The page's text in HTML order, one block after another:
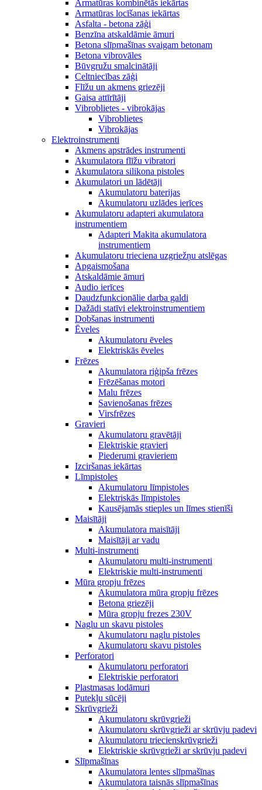
Armatūras kombinētās iekārtas
Armatūras locīšanas iekārtas
Asfalta - betona zāģi
Benzīna atskaldāmie āmuri
Betona slīpmašīnas svaigam betonam
Betona vibrovāles
Būvgružu smalcinātāji
Celtniecības zāģi
Flīžu un akmens griezēji
Gaisa attīrītāji
Vibroblietes - vibrokājas
Vibroblietes
Vibrokājas
Elektroinstrumenti
Akmens apstrādes instrumenti
Akumulatora flīžu vibratori
Akumulatora silikona pistoles
Akumulatori un lādētāji
Akumulatoru baterijas
Akumulatoru uzlādes ierīces
Akumulatoru adapteri akumulatora
instrumentiem
Adapteri Makita akumulatora
instrumentiem
Akumulatoru trieciena uzgriežņu atslēgas
Apgaismošana
Atskaldāmie āmuri
Audio ierīces
Daudzfunkcionālie darba galdi
Dažādi statīvi elektroinstrumentiem
Dobšanas instrumenti
Ēveles
Akumulatoru ēveles
Elektriskās ēveles
Frēzes
Akumulatora riģipša frēzes
Frēzēšanas motori
Malu frēzes
Savienošanas frēzes
Virsfrēzes
Gravieri
Akumulatoru gravētāji
Elektriskie gravieri
Piederumi gravieriem
Izciršanas iekārtas
Līmpistoles
Akumulatoru līmpistoles
Elektriskās līmpistoles
Kausējamās stieples un līmes stienīši
Maisītāji
Akumulatora maisītāji
Maisītāji ar vadu
Multi-instrumenti
Akumulatoru multi-instrumenti
Elektriskie multi-instrumenti
Mūra gropju frēzes
Akumulatora mūra gropju frēzes
Betona griezēji
Mūra gropju frezes 230V
Naglu un skavu pistoles
Akumulatoru naglu pistoles
Akumulatoru skavu pistoles
Perforatori
Akumulatoru perforatori
Elektriskie perforatori
Plastmasas lodāmuri
Putekļu sūcēji
Skrūvgrieži
Akumulatoru skrūvgrieži
Akumulatoru skrūvgrieži ar skrūvju padevi
Akumulatoru triecienskrūvgrieži
Elektriskie skrūvgrieži ar skrūvju padevi
Slīpmašīnas
Akumulatora lentes slīpmašīnas
Akumulatora taisnās slīpmašīnas